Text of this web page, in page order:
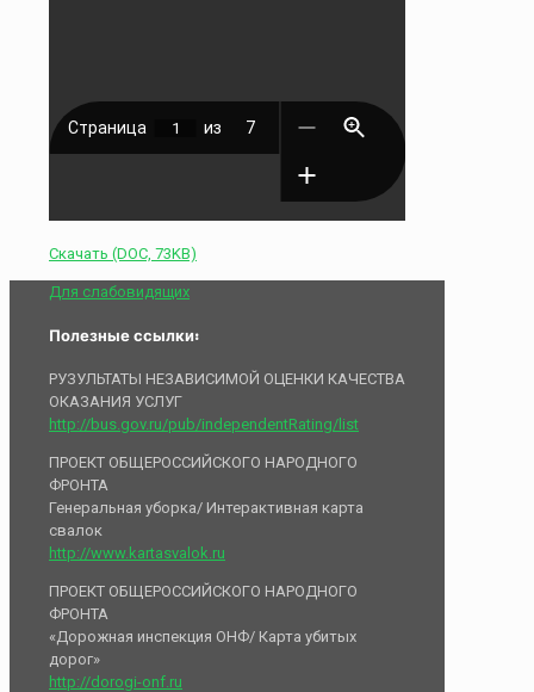
Скачать (DOC, 73KB)
Для слабовидящих
Полезные ссылки:
РУЗУЛЬТАТЫ НЕЗАВИСИМОЙ ОЦЕНКИ КАЧЕСТВА
ОКАЗАНИЯ УСЛУГ
http://bus.gov.ru/pub/independentRating/list
ПРОЕКТ ОБЩЕРОССИЙСКОГО НАРОДНОГО
ФРОНТА
Генеральная уборка/ Интерактивная карта
свалок
http://www.kartasvalok.ru
ПРОЕКТ ОБЩЕРОССИЙСКОГО НАРОДНОГО
ФРОНТА
«Дорожная инспекция ОНФ/ Карта убитых
дорог»
http://dorogi-onf.ru